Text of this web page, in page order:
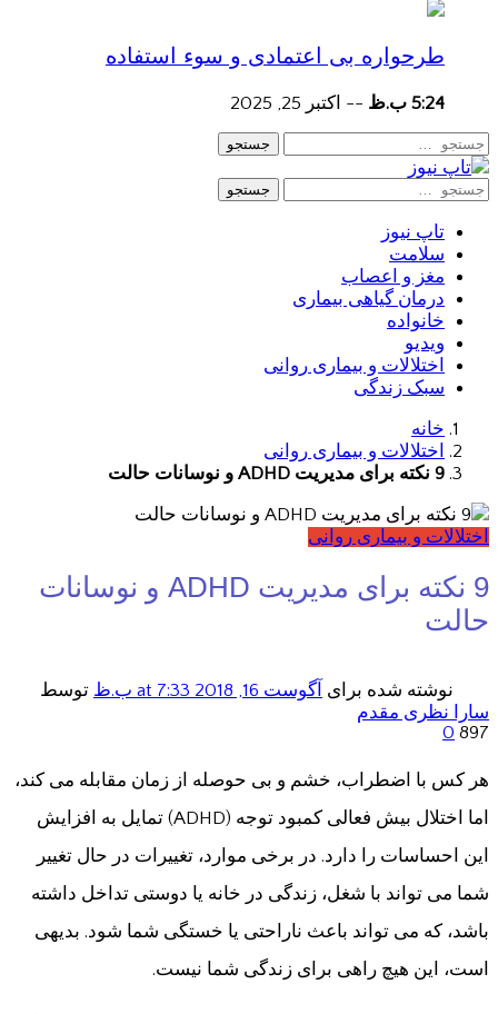
طرحواره بی اعتمادی و سوء استفاده
5:24 ب.ظ -- اکتبر 25, 2025
جستجو
جستجو
تاپ نیوز
سلامت
مغز و اعصاب
درمان گیاهی بیماری
خانواده
ویدیو
اختلالات و بیماری روانی
سبک زندگی
خانه
اختلالات و بیماری روانی
9 نکته برای مدیریت ADHD و نوسانات حالت
اختلالات و بیماری روانی
9 نکته برای مدیریت ADHD و نوسانات
حالت
نوشته شده برای آگوست 16, 2018 at 7:33 ب.ظ
توسط
سارا نظری مقدم
897
0
هر کس با اضطراب، خشم و بی حوصله از زمان مقابله می کند،
اما اختلال بیش فعالی کمبود توجه (ADHD) تمایل به افزایش
این احساسات را دارد. در برخی موارد، تغییرات در حال تغییر
شما می تواند با شغل، زندگی در خانه یا دوستی تداخل داشته
باشد، که می تواند باعث ناراحتی یا خستگی شما شود. بدیهی
است، این هیچ راهی برای زندگی شما نیست.